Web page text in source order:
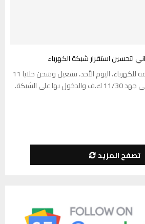
لتحسين استقرار شبكة الكهرباء
العنوان أعلنت الشركة العامة للكهرباء، اليوم الأحد، تشغيل وشحن خلايا 11
ك.ف بمحطة تحويل السواني جهد 11/30 ك.ف والدخول بها على الشبكة.
تصفح المزيد